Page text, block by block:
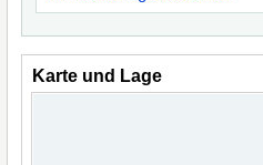
Karte und Lage